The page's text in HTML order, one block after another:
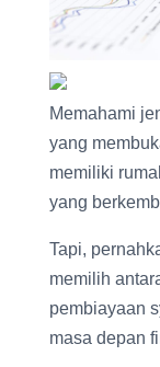
Memahami
yang
memiliki
yang
Tapi,
memilih
pembiayaan
masa depan